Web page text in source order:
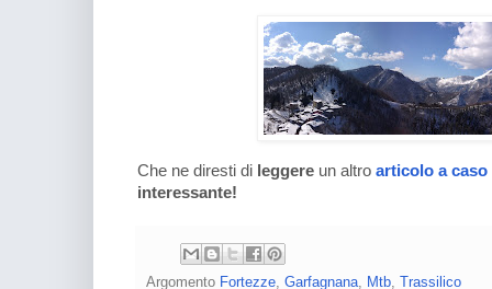
Che ne diresti di leggere un altro articolo a caso
interessante!
Argomento Fortezze Garfagnana Mtb Trassilico